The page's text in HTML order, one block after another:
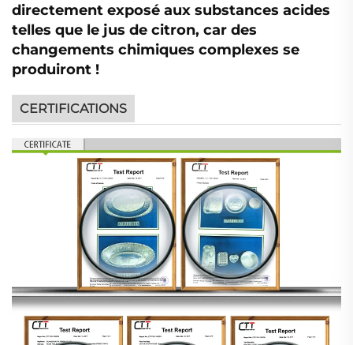
directement exposé aux substances acides
telles que le jus de citron, car des
changements chimiques complexes se
produiront !
CERTIFICATIONS